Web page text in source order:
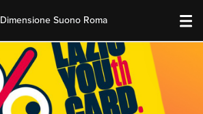
Dimensione Suono Roma